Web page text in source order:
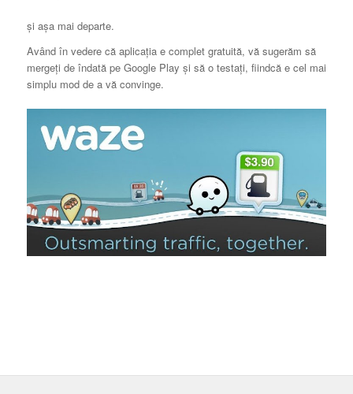
și așa mai departe.
Având în vedere că aplicația e complet gratuită, vă sugerăm să
mergeți de îndată pe Google Play și să o testați, fiindcă e cel mai
simplu mod de a vă convinge.